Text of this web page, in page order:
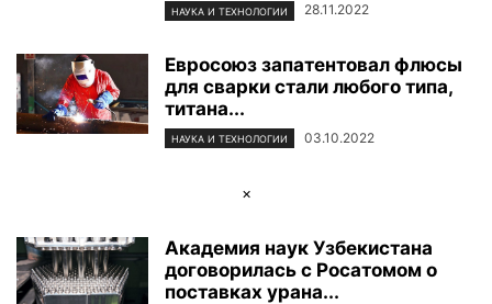
НАУКА И ТЕХНОЛОГИИ 28.11.2022
Евросоюз запатентовал флюсы
для сварки стали любого типа,
титана...
НАУКА И ТЕХНОЛОГИИ 03.10.2022
×
Академия наук Узбекистана
договорилась с Росатомом о
поставках урана...